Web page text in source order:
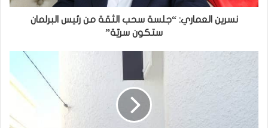
نسرين العماري: “جلسة سحب الثقة من رئيس البرلمان
ستكون سريّة”